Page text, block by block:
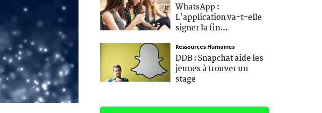
WhatsApp :
L'application va-t-elle
signer la fin...
Ressources Humaines
DDB : Snapchat aide les
jeunes à trouver un
stage